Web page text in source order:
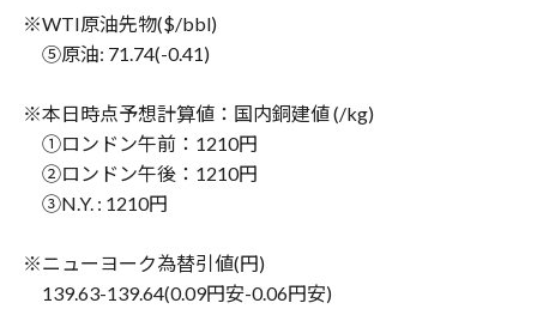
※WTI原油先物($/bbl)
⑤原油: 71.74(-0.41)
※本日時点予想計算値：国内銅建値 (/kg)
①ロンドン午前：1210円
②ロンドン午後：1210円
③N.Y. : 1210円
※ニューヨーク為替引値(円)
139.63-139.64(0.09円安-0.06円安)